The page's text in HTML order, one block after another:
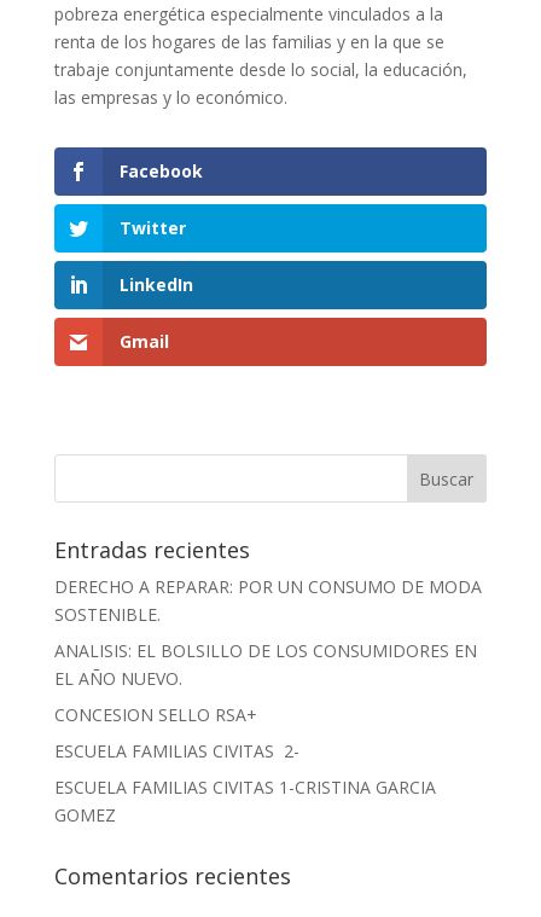
pobreza energética especialmente vinculados a la
renta de los hogares de las familias y en la que se
trabaje conjuntamente desde lo social, la educación,
las empresas y lo económico.
Facebook
Twitter
LinkedIn
Gmail
Entradas recientes
DERECHO A REPARAR: POR UN CONSUMO DE MODA
SOSTENIBLE.
ANALISIS: EL BOLSILLO DE LOS CONSUMIDORES EN
EL AÑO NUEVO.
CONCESION SELLO RSA+
ESCUELA FAMILIAS CIVITAS 2-
ESCUELA FAMILIAS CIVITAS 1-CRISTINA GARCIA
GOMEZ
Comentarios recientes